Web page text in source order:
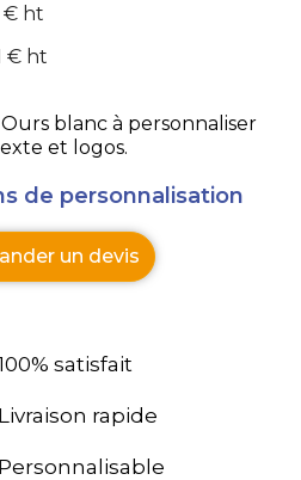
€ ht
€ ht
blanc à personnaliser
et logos.
de personnalisation
un devis
satisfait
Livraison rapide
Personnalisable